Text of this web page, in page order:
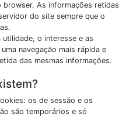
As informações retidas
do site sempre que o
o interesse e as
navegação mais rápida e
das mesmas informações.
os de sessão e os
são temporários e só